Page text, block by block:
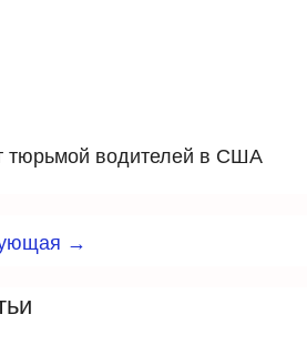
тюрьмой водителей в США
→